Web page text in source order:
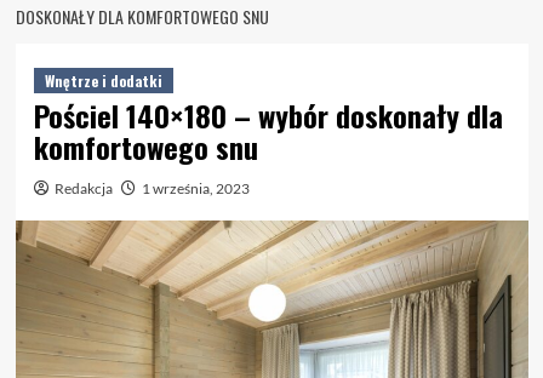
DOSKONAŁY DLA KOMFORTOWEGO SNU
Wnętrze i dodatki
Pościel 140×180 – wybór doskonały dla
komfortowego snu
Redakcja 1 września, 2023